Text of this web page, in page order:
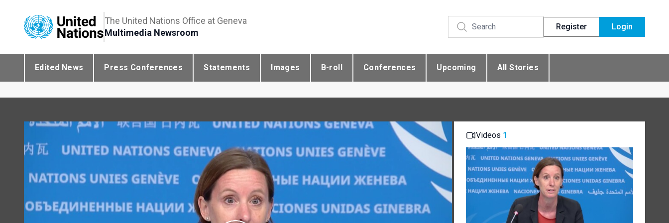
The United Nations Office at Geneva
Multimedia Newsroom
Register Login
Edited News Press Conferences Statements Images B-roll Conferences Upcoming All Stories
Videos 1